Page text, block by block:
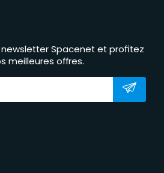
Spacenet et profitez
meilleures offres.